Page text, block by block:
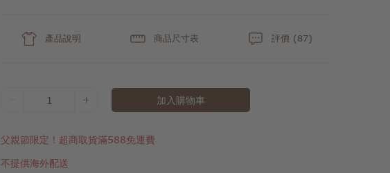
產品說明 商品尺寸表 評價 (87)
1 加入購物車
父親節限定！超商取貨滿588免運費
不提供海外配送